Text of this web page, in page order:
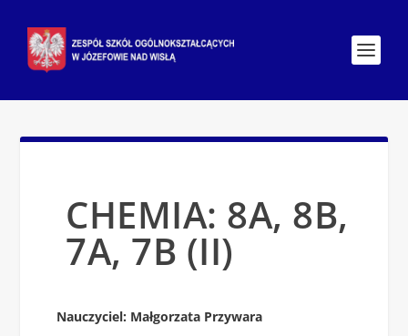
CHEMIA: 8A, 8B,
7A, 7B (II)
Nauczyciel: Małgorzata Przywara